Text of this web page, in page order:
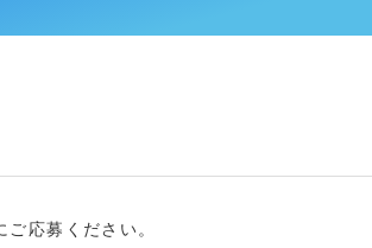
応募ください。